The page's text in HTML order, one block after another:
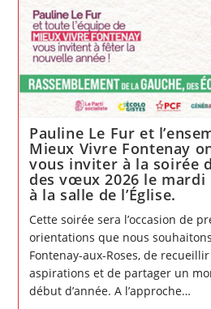
Pauline Le Fur et
Mieux Vivre Fontenay
vous inviter à la soirée
des vœux 2026 le mardi
à la salle de l’Église.
Cette soirée sera l’occasion de
orientations que nous
Fontenay-aux-Roses, de
aspirations et de partager un
début d’année. A l’approche…